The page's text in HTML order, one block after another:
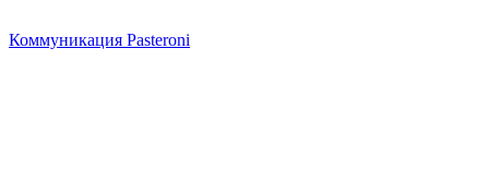
Коммуникация Pasteroni